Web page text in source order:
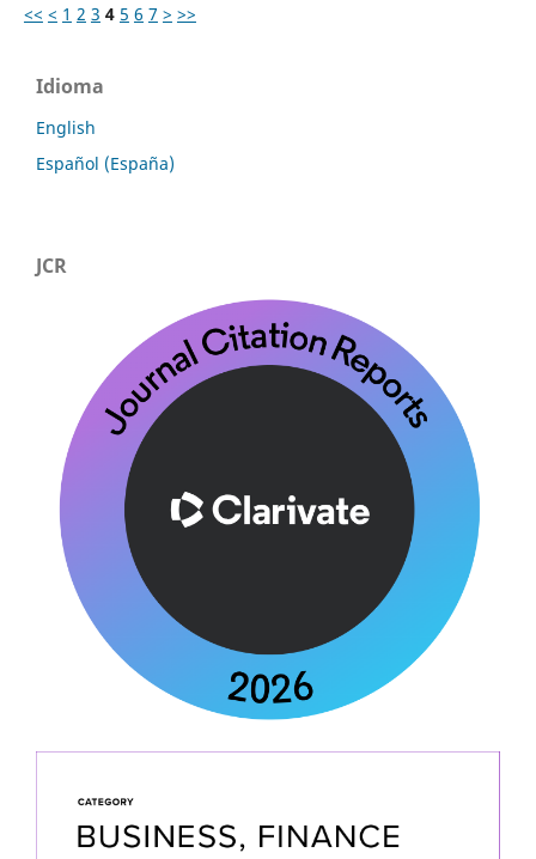
<< < 1 2 3 4 5 6 7 > >>
Idioma
English
Español (España)
JCR